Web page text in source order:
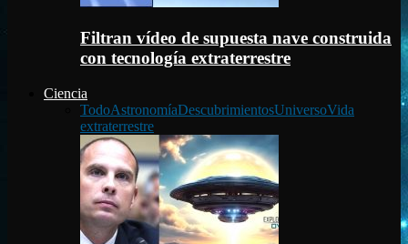
Filtran vídeo de supuesta nave construida
con tecnología extraterrestre
Ciencia
TodoAstronomíaDescubrimientosUniversoVida
extraterrestre